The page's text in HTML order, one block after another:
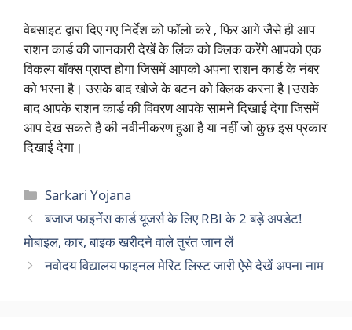
वेबसाइट द्वारा दिए गए निर्देश को फॉलो करे , फिर आगे जैसे ही आप
राशन कार्ड की जानकारी देखें के लिंक को क्लिक करेंगे आपको एक
विकल्प बॉक्स प्राप्त होगा जिसमें आपको अपना राशन कार्ड के नंबर
को भरना है। उसके बाद खोजे के बटन को क्लिक करना है।उसके
बाद आपके राशन कार्ड की विवरण आपके सामने दिखाई देगा जिसमें
आप देख सकते है की नवीनीकरण हुआ है या नहीं जो कुछ इस प्रकार
दिखाई देगा।
Categories
Sarkari Yojana
बजाज फाइनेंस कार्ड यूजर्स के लिए RBI के 2 बड़े अपडेट!
मोबाइल, कार, बाइक खरीदने वाले तुरंत जान लें
नवोदय विद्यालय फाइनल मेरिट लिस्ट जारी ऐसे देखें अपना नाम